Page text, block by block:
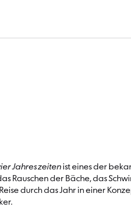
Jahreszeiten ist eines der
Rauschen der Bäche, das
durch das Jahr in einer